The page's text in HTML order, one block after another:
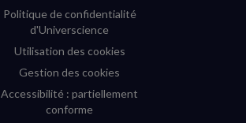
Politique de confidentialité
d'Universcience
Utilisation des cookies
Gestion des cookies
Accessibilité : partiellement
conforme